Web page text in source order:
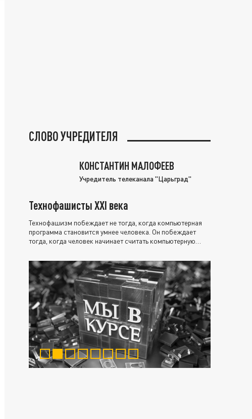
СЛОВО УЧРЕДИТЕЛЯ
КОНСТАНТИН МАЛОФЕЕВ
Учредитель телеканала "Царьград"
Технофашисты XXI века
Технофашизм побеждает не тогда, когда компьютерная
программа становится умнее человека. Он побеждает
тогда, когда человек начинает считать компьютерную